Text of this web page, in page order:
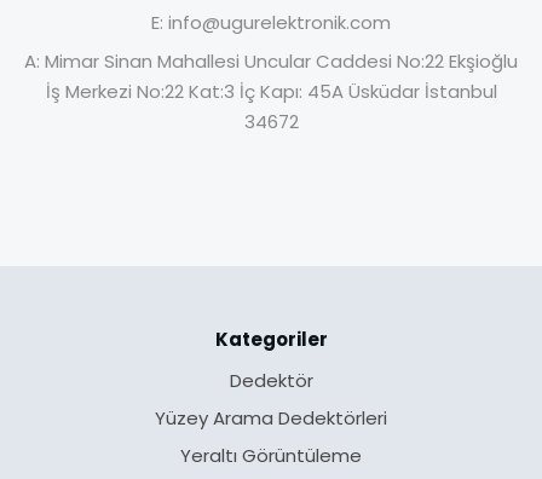
E: info@ugurelektronik.com
A: Mimar Sinan Mahallesi Uncular Caddesi No:22 Ekşioğlu
İş Merkezi No:22 Kat:3 İç Kapı: 45A Üsküdar İstanbul
34672
Kategoriler
Dedektör
Yüzey Arama Dedektörleri
Yeraltı Görüntüleme